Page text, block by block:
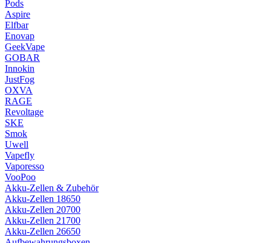
Pods
Aspire
Elfbar
Enovap
GeekVape
GOBAR
Innokin
JustFog
OXVA
RAGE
Revoltage
SKE
Smok
Uwell
Vapefly
Vaporesso
VooPoo
Akku-Zellen & Zubehör
Akku-Zellen 18650
Akku-Zellen 20700
Akku-Zellen 21700
Akku-Zellen 26650